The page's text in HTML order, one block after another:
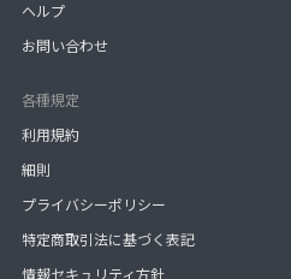
ヘルプ
お問い合わせ
各種規定
利用規約
細則
プライバシーポリシー
特定商取引法に基づく表記
情報セキュリティ方針